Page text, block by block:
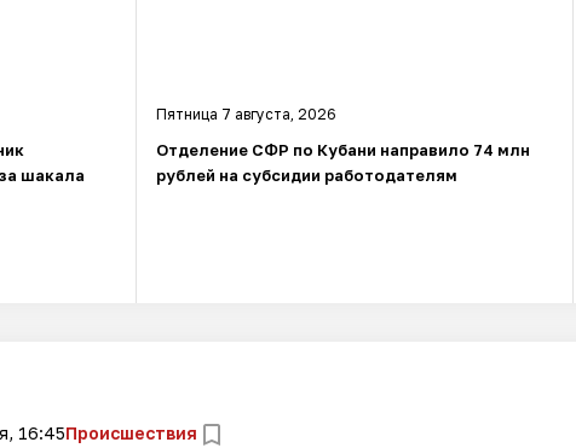
шакала
Пятница 7 августа, 2026
Отделение СФР по Кубани направило 74 млн
рублей на субсидии работодателям
16:45Происшествия